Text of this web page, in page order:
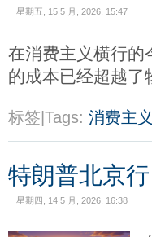
星期五, 15 5 月, 2026, 15:47
在消费主义横行的
的成本已经超越了
标签|Tags: 消费主义
特朗普北京
星期四, 14 5 月, 2026, 16:38